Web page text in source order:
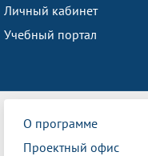
Личный кабинет
Учебный портал
О программе
Проектный офис